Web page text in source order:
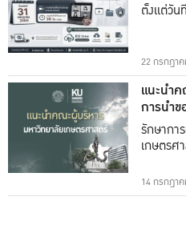
ตั้งแต่วัน
22 กรกฎา
แนะนำ
การนำ
ธรรม
รักษากา
เกษตรศ
14 กรกฎา